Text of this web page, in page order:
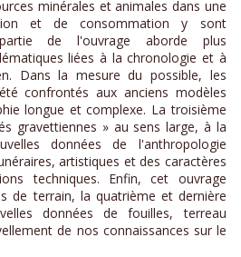
minérales et animales dans une
et de consommation y sont
de l'ouvrage aborde plus
liées à la chronologie et à
Dans la mesure du possible, les
confrontés aux anciens modèles
longue et complexe. La troisième
gravettiennes » au sens large, à la
données de l'anthropologie
artistiques et des caractères
techniques. Enfin, cet ouvrage
de terrain, la quatrième et dernière
données de fouilles, terreau
de nos connaissances sur le